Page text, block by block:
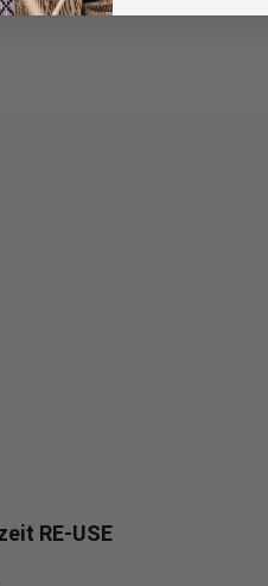
RE-USE